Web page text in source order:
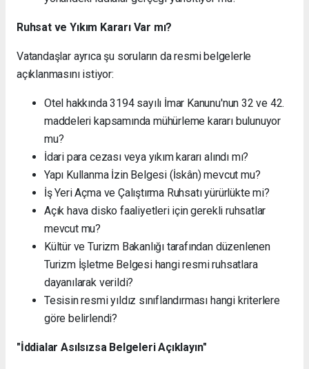
Ruhsat ve Yıkım Kararı Var mı?
Vatandaşlar ayrıca şu soruların da resmi belgelerle
açıklanmasını istiyor:
Otel hakkında 3194 sayılı İmar Kanunu'nun 32 ve 42.
maddeleri kapsamında mühürleme kararı bulunuyor
mu?
İdari para cezası veya yıkım kararı alındı mı?
Yapı Kullanma İzin Belgesi (İskân) mevcut mu?
İş Yeri Açma ve Çalıştırma Ruhsatı yürürlükte mi?
Açık hava disko faaliyetleri için gerekli ruhsatlar
mevcut mu?
Kültür ve Turizm Bakanlığı tarafından düzenlenen
Turizm İşletme Belgesi hangi resmi ruhsatlara
dayanılarak verildi?
Tesisin resmi yıldız sınıflandırması hangi kriterlere
göre belirlendi?
"İddialar Asılsızsa Belgeleri Açıklayın"